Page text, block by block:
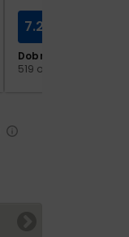
Dobry
519 opinii
7.2